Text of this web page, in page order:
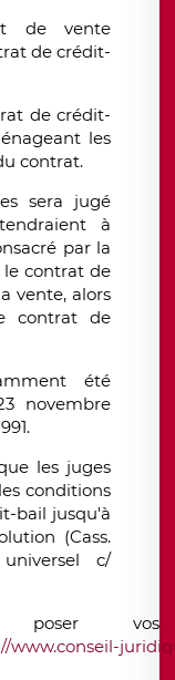
de vente
de crédit-
de crédit-
les
contrat.
sera jugé
à
par la
contrat de
vente, alors
contrat de
été
novembre
les juges
conditions
bail jusqu'à
(Cass.
c/
poser vos
www.conseil-